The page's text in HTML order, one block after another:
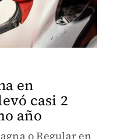
en
casi 2
año
o Regular en